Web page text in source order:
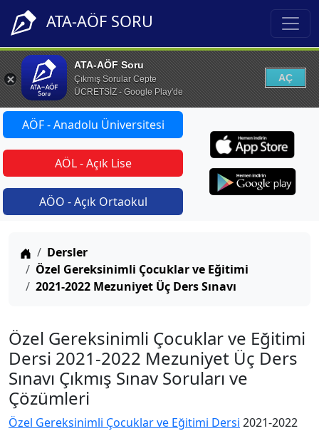
ATA-AÖF SORU
ATA-AÖF Soru
Çıkmış Sorular Cepte
ÜCRETSİZ - Google Play'de
AÇ
AÖF - Anadolu Üniversitesi
AÖL - Açık Lise
AÖO - Açık Ortaokul
Anasayfa
Dersler
Özel Gereksinimli Çocuklar ve Eğitimi
2021-2022 Mezuniyet Üç Ders Sınavı
Özel Gereksinimli Çocuklar ve Eğitimi
Dersi 2021-2022 Mezuniyet Üç Ders
Sınavı Çıkmış Sınav Soruları ve
Çözümleri
Özel Gereksinimli Çocuklar ve Eğitimi Dersi 2021-2022